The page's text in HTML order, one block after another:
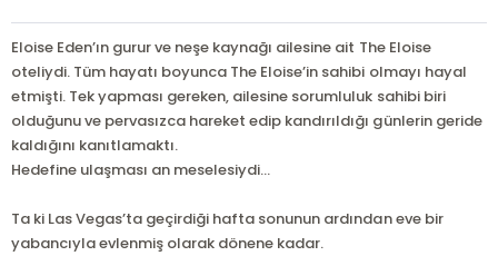
Eloise Eden’ın gurur ve neşe kaynağı ailesine ait The Eloise
oteliydi. Tüm hayatı boyunca The Eloise’in sahibi olmayı hayal
etmişti. Tek yapması gereken, ailesine sorumluluk sahibi biri
olduğunu ve pervasızca hareket edip kandırıldığı günlerin geride
kaldığını kanıtlamaktı.
Hedefine ulaşması an meselesiydi…
Ta ki Las Vegas’ta geçirdiği hafta sonunun ardından eve bir
yabancıyla evlenmiş olarak dönene kadar.